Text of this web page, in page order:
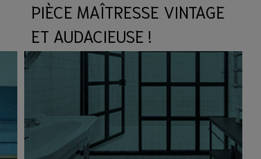
PIÈCE MAÎTRESSE VINTAGE
ET AUDACIEUSE !